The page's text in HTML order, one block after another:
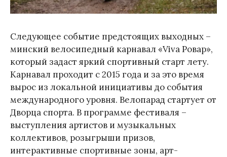
Следующее событие предстоящих выходных –
минский велосипедный карнавал «Viva Ровар»,
который задаст яркий спортивный старт лету.
Карнавал проходит с 2015 года и за это время
вырос из локальной инициативы до события
международного уровня. Велопарад стартует от
Дворца спорта. В программе фестиваля –
выступления артистов и музыкальных
коллективов, розыгрыши призов,
интерактивные спортивные зоны, арт-